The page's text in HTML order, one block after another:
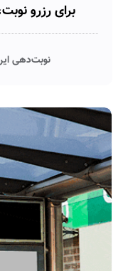
برای رزرو
نوبت‌دهی